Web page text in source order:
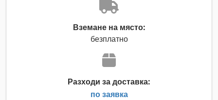
Вземане на място:
безплатно
Разходи за доставка:
по заявка